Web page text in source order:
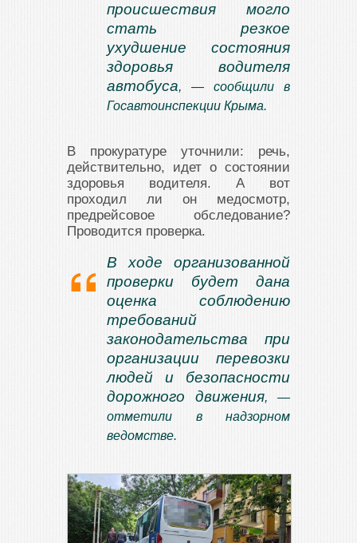
происшествия могло
стать резкое
ухудшение состояния
здоровья водителя
автобуса, — сообщили в
Госавтоинспекции Крыма.
В прокуратуре уточнили: речь,
действительно, идет о состоянии
здоровья водителя. А вот
проходил ли он медосмотр,
предрейсовое обследование?
Проводится проверка.
В ходе организованной
проверки будет дана
оценка соблюдению
требований
законодательства при
организации перевозки
людей и безопасности
дорожного движения, —
отметили в надзорном
ведомстве.